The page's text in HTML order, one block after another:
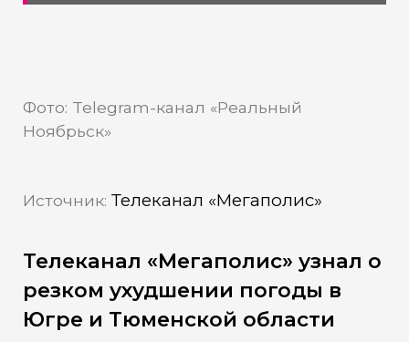
Фото: Telegram-канал «Реальный
Ноябрьск»
Источник: Телеканал «Мегаполис»
Телеканал «Мегаполис» узнал о
резком ухудшении погоды в
Югре и Тюменской области